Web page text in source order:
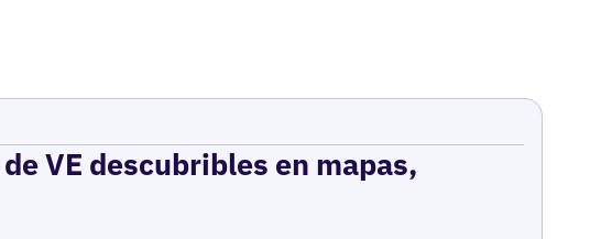
VE descubribles en mapas,